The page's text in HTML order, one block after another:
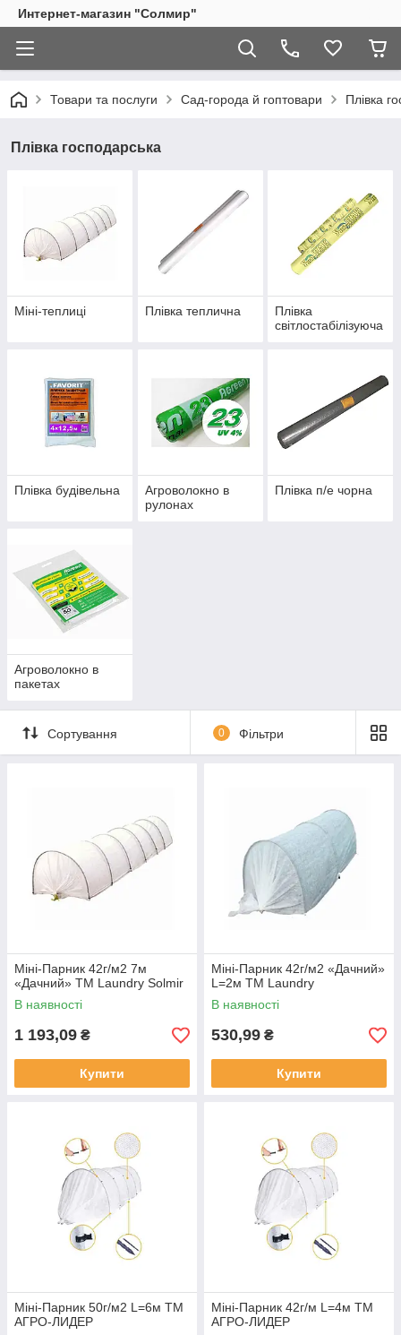
Интернет-магазин "Солмир"
Товари та послуги Сад-города й гоптовари Плівка
Плівка господарська
Міні-теплиці Плівка теплична
Плівка
світлостабілізуюча
Плівка будівельна
Агроволокно в
рулонах
Плівка п/е чорна
Агроволокно в
пакетах
Сортування 0 Фільтри
Міні-Парник 42г/м2 7м
«Дачний» ТМ Laundry Solmir
В наявності
1 193,09 ₴
Купити
Міні-Парник 42г/м2 «Дачний»
L=2м ТМ Laundry
В наявності
530,99 ₴
Купити
Міні-Парник 50г/м2 L=6м ТМ
АГРО-ЛИДЕР
Міні-Парник 42г/м L=4м ТМ
АГРО-ЛИДЕР